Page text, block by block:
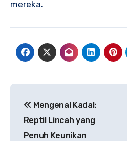
mereka.
pos
Mengenal Kadal:
Reptil Lincah yang
Penuh Keunikan